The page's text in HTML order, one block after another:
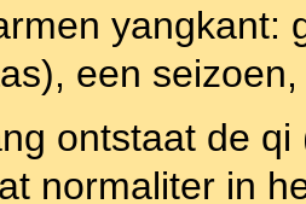
yangkant:
een
ontstaat de
normaliter in